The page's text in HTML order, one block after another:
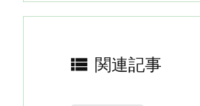
 関連記事